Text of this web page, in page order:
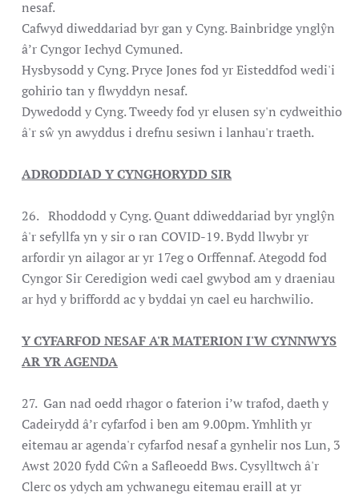
nesaf.
Cafwyd diweddariad byr gan y Cyng. Bainbridge ynglŷn
â’r Cyngor Iechyd Cymuned.
Hysbysodd y Cyng. Pryce Jones fod yr Eisteddfod wedi'i
gohirio tan y flwyddyn nesaf.
Dywedodd y Cyng. Tweedy fod yr elusen sy'n cydweithio
â'r sŵ yn awyddus i drefnu sesiwn i lanhau'r traeth.
ADRODDIAD Y CYNGHORYDD SIR
26. Rhoddodd y Cyng. Quant ddiweddariad byr ynglŷn
â'r sefyllfa yn y sir o ran COVID-19. Bydd llwybr yr
arfordir yn ailagor ar yr 17eg o Orffennaf. Ategodd fod
Cyngor Sir Ceredigion wedi cael gwybod am y draeniau
ar hyd y briffordd ac y byddai yn cael eu harchwilio.
Y CYFARFOD NESAF A'R MATERION I'W CYNNWYS
AR YR AGENDA
27. Gan nad oedd rhagor o faterion i’w trafod, daeth y
Cadeirydd â’r cyfarfod i ben am 9.00pm. Ymhlith yr
eitemau ar agenda'r cyfarfod nesaf a gynhelir nos Lun, 3
Awst 2020 fydd Cŵn a Safleoedd Bws. Cysylltwch â'r
Clerc os ydych am ychwanegu eitemau eraill at yr